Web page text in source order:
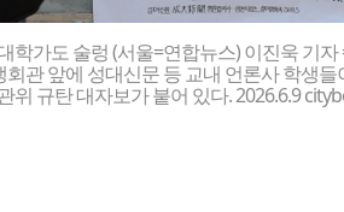
가도 술렁 (서울=연합뉴스) 이진욱 기자
관 앞에 성대신문 등 교내 언론사 학생
위 규탄 대자보가 붙어 있다. 2026.6.9